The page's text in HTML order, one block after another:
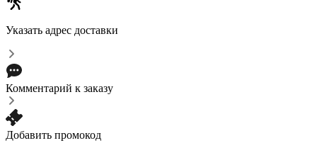
Указать адрес доставки
Комментарий к заказу
Добавить промокод